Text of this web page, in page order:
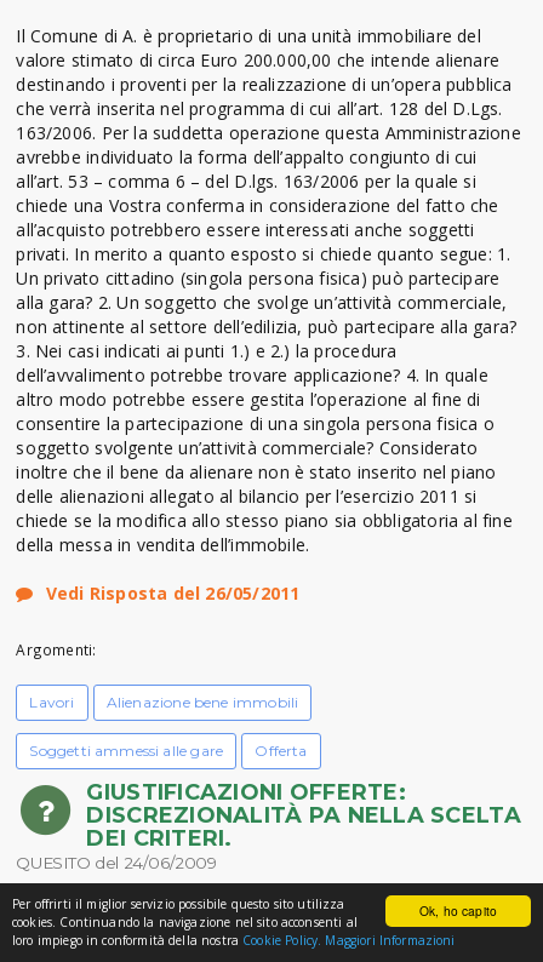
Ok, ho capito
Per offrirti il miglior servizio possibile questo sito utilizza
cookies. Continuando la navigazione nel sito acconsenti al
loro impiego in conformità della nostra Cookie Policy. Maggiori Informazioni
Il Comune di A. è proprietario di una unità immobiliare del
valore stimato di circa Euro 200.000,00 che intende alienare
destinando i proventi per la realizzazione di un’opera pubblica
che verrà inserita nel programma di cui all’art. 128 del D.Lgs.
163/2006. Per la suddetta operazione questa Amministrazione
avrebbe individuato la forma dell’appalto congiunto di cui
all’art. 53 – comma 6 – del D.lgs. 163/2006 per la quale si
chiede una Vostra conferma in considerazione del fatto che
all’acquisto potrebbero essere interessati anche soggetti
privati. In merito a quanto esposto si chiede quanto segue: 1.
Un privato cittadino (singola persona fisica) può partecipare
alla gara? 2. Un soggetto che svolge un’attività commerciale,
non attinente al settore dell’edilizia, può partecipare alla gara?
3. Nei casi indicati ai punti 1.) e 2.) la procedura
dell’avvalimento potrebbe trovare applicazione? 4. In quale
altro modo potrebbe essere gestita l’operazione al fine di
consentire la partecipazione di una singola persona fisica o
soggetto svolgente un’attività commerciale? Considerato
inoltre che il bene da alienare non è stato inserito nel piano
delle alienazioni allegato al bilancio per l’esercizio 2011 si
chiede se la modifica allo stesso piano sia obbligatoria al fine
della messa in vendita dell’immobile.
Vedi Risposta del 26/05/2011
Argomenti:
Lavori Alienazione bene immobili
Soggetti ammessi alle gare Offerta
GIUSTIFICAZIONI OFFERTE:
DISCREZIONALITÀ PA NELLA SCELTA
DEI CRITERI.
QUESITO del 24/06/2009
Questo comune sta predisponendo un bando di gara per
l’affidamento di lavori per la realizzazione di una casa di riposo